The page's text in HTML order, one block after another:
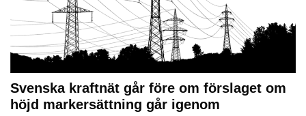
Svenska kraftnät går före om förslaget om
höjd markersättning går igenom